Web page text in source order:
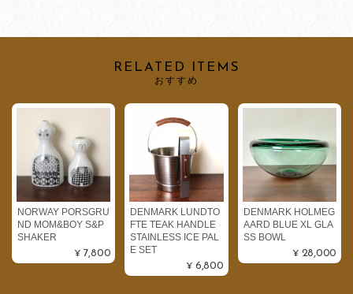
RELATED ITEMS
おすすめ
NORWAY PORSGRU
ND MOM&BOY S&P
SHAKER
¥7,800
DENMARK LUNDTO
FTE TEAK HANDLE
STAINLESS ICE PAL
E SET
¥6,800
DENMARK HOLMEG
AARD BLUE XL GLA
SS BOWL
¥28,000